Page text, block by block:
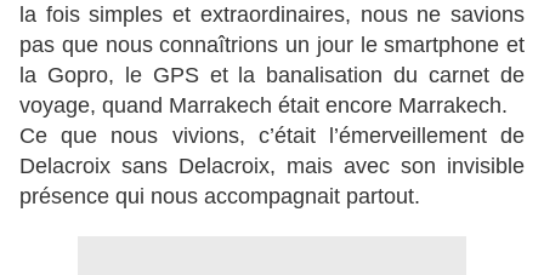
la fois simples et extraordinaires, nous ne savions
pas que nous connaîtrions un jour le smartphone et
la Gopro, le GPS et la banalisation du carnet de
voyage, quand Marrakech était encore Marrakech.
Ce que nous vivions, c’était l’émerveillement de
Delacroix sans Delacroix, mais avec son invisible
présence qui nous accompagnait partout.